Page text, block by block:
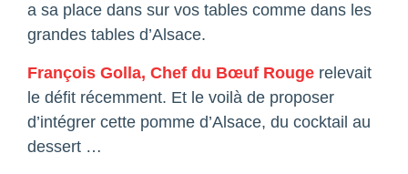
a sa place dans sur vos tables comme dans les
grandes tables d’Alsace.
François Golla, Chef du Bœuf Rouge relevait
le défit récemment. Et le voilà de proposer
d’intégrer cette pomme d’Alsace, du cocktail au
dessert …